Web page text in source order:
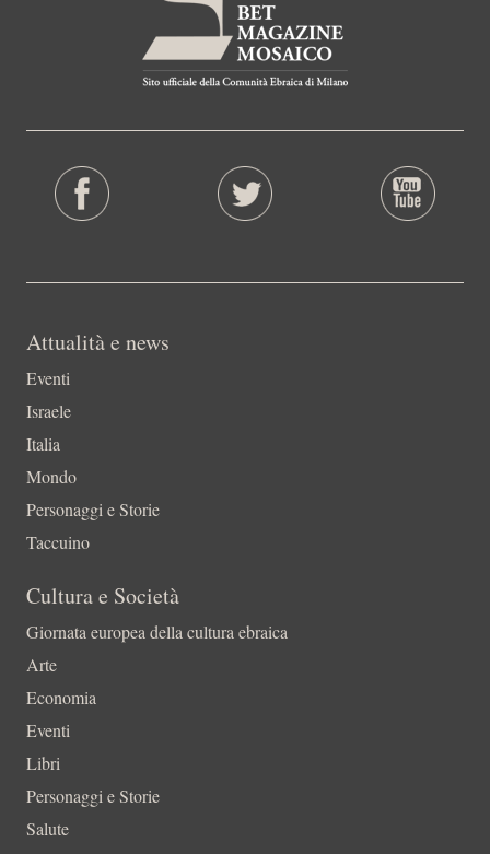
Attualità e news
Eventi
Israele
Italia
Mondo
Personaggi e Storie
Taccuino
Cultura e Società
Giornata europea della cultura ebraica
Arte
Economia
Eventi
Libri
Personaggi e Storie
Salute